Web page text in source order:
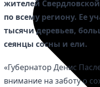
жителей
по всему региону. Ее
тысячи деревьев,
сеянцы сосны и ели.
«Губернатор Денис
внимание на заботу о